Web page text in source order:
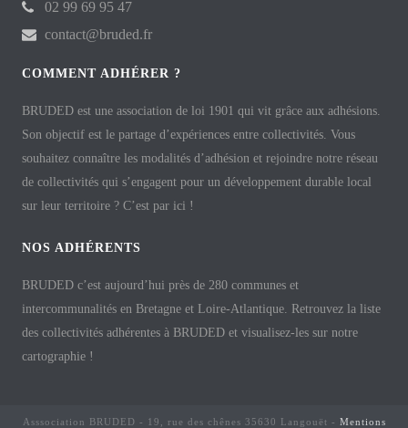
02 99 69 95 47
contact@bruded.fr
COMMENT ADHÉRER ?
BRUDED est une association de loi 1901 qui vit grâce aux adhésions.
Son objectif est le partage d’expériences entre collectivités. Vous
souhaitez connaître les modalités d’adhésion et rejoindre notre réseau
de collectivités qui s’engagent pour un développement durable local
sur leur territoire ? C’est par ici !
NOS ADHÉRENTS
BRUDED c’est aujourd’hui près de 280 communes et
intercommunalités en Bretagne et Loire-Atlantique. Retrouvez la liste
des collectivités adhérentes à BRUDED et visualisez-les sur notre
cartographie !
Asssociation BRUDED - 19, rue des chênes 35630 Langouët - Mentions